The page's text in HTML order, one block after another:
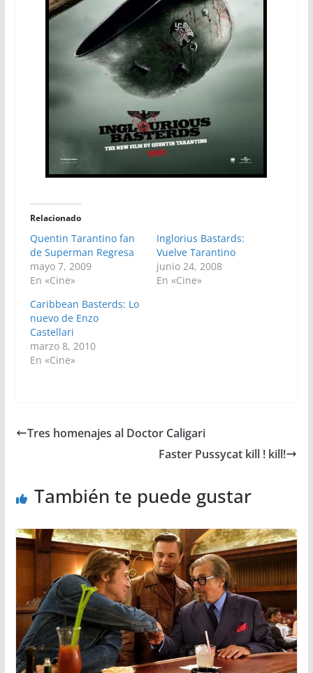
Relacionado
Quentin Tarantino fan
de Superman Regresa
mayo 7, 2009
En «Cine»
Inglorius Bastards:
Vuelve Tarantino
junio 24, 2008
En «Cine»
Caribbean Basterds: Lo
nuevo de Enzo
Castellari
marzo 8, 2010
En «Cine»
Tres homenajes al Doctor Caligari
Faster Pussycat kill ! kill!
También te puede gustar